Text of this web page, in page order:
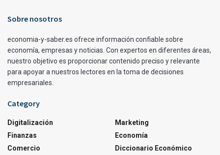
Sobre nosotros
economia-y-saber.es ofrece información confiable sobre
economía, empresas y noticias. Con expertos en diferentes áreas,
nuestro objetivo es proporcionar contenido preciso y relevante
para apoyar a nuestros lectores en la toma de decisiones
empresariales.
Category
Digitalización
Finanzas
Comercio
Marketing
Economía
Diccionario Económico